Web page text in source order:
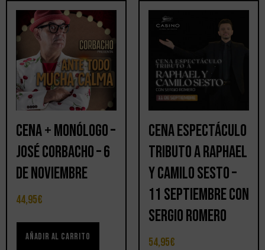
Cena + Monólogo –
José Corbacho – 6
de noviembre
44,95€
Añadir al carrito
Cena Espectáculo
Tributo a Raphael
y Camilo Sesto –
11 septiembre con
Sergio Romero
54,95€